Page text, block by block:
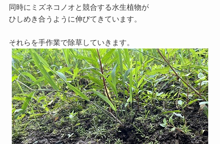
同時にミズネコノオと競合する水生植物が
ひしめき合うように伸びてきています。
それらを手作業で除草していきます。